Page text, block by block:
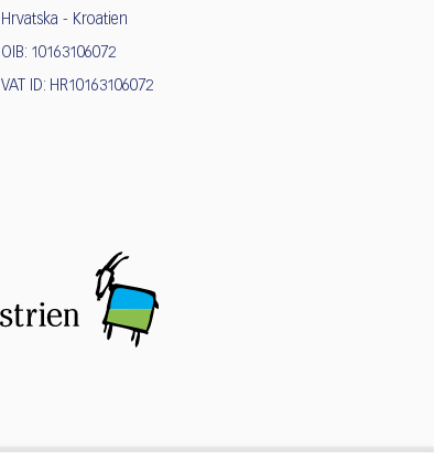
Hrvatska - Kroatien
OIB: 10163106072
VAT ID: HR10163106072